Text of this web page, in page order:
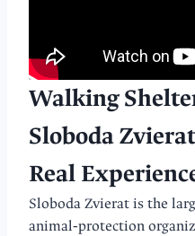
Walking
Sloboda
Real
Sloboda Zvierat is the
animal‑protection